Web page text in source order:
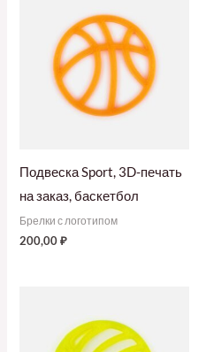
Подвеска Sport, 3D-печать
на заказ, баскетбол
Брелки с логотипом
200,00₽